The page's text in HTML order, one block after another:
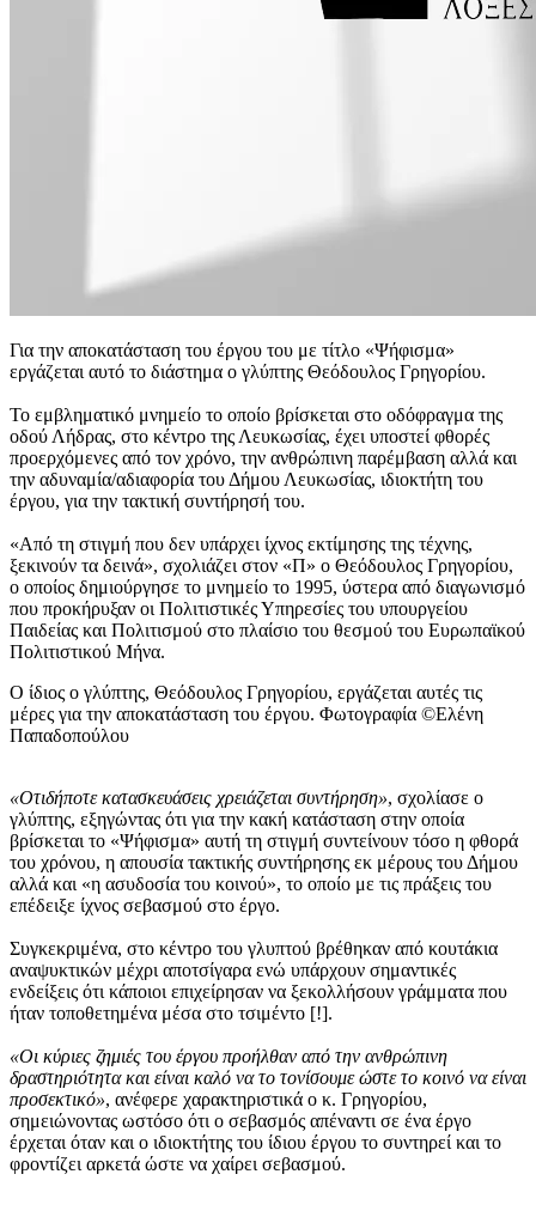
Για την αποκατάσταση του έργου του με τίτλο «Ψήφισμα»
εργάζεται αυτό το διάστημα ο γλύπτης Θεόδουλος Γρηγορίου.
Το εμβληματικό μνημείο το οποίο βρίσκεται στο οδόφραγμα της
οδού Λήδρας, στο κέντρο της Λευκωσίας, έχει υποστεί φθορές
προερχόμενες από τον χρόνο, την ανθρώπινη παρέμβαση αλλά και
την αδυναμία/αδιαφορία του Δήμου Λευκωσίας, ιδιοκτήτη του
έργου, για την τακτική συντήρησή του.
«Από τη στιγμή που δεν υπάρχει ίχνος εκτίμησης της τέχνης,
ξεκινούν τα δεινά», σχολιάζει στον «Π» ο Θεόδουλος Γρηγορίου,
ο οποίος δημιούργησε το μνημείο το 1995, ύστερα από διαγωνισμό
που προκήρυξαν οι Πολιτιστικές Υπηρεσίες του υπουργείου
Παιδείας και Πολιτισμού στο πλαίσιο του θεσμού του Ευρωπαϊκού
Πολιτιστικού Μήνα.
Ο ίδιος ο γλύπτης, Θεόδουλος Γρηγορίου, εργάζεται αυτές τις
μέρες για την αποκατάσταση του έργου. Φωτογραφία ©Ελένη
Παπαδοπούλου
«Οτιδήποτε κατασκευάσεις χρειάζεται συντήρηση», σχολίασε ο
γλύπτης, εξηγώντας ότι για την κακή κατάσταση στην οποία
βρίσκεται το «Ψήφισμα» αυτή τη στιγμή συντείνουν τόσο η φθορά
του χρόνου, η απουσία τακτικής συντήρησης εκ μέρους του Δήμου
αλλά και «η ασυδοσία του κοινού», το οποίο με τις πράξεις του
επέδειξε ίχνος σεβασμού στο έργο.
Συγκεκριμένα, στο κέντρο του γλυπτού βρέθηκαν από κουτάκια
αναψυκτικών μέχρι αποτσίγαρα ενώ υπάρχουν σημαντικές
ενδείξεις ότι κάποιοι επιχείρησαν να ξεκολλήσουν γράμματα που
ήταν τοποθετημένα μέσα στο τσιμέντο [!].
«Οι κύριες ζημιές του έργου προήλθαν από την ανθρώπινη
δραστηριότητα και είναι καλό να το τονίσουμε ώστε το κοινό να είναι
προσεκτικό», ανέφερε χαρακτηριστικά ο κ. Γρηγορίου,
σημειώνοντας ωστόσο ότι ο σεβασμός απέναντι σε ένα έργο
έρχεται όταν και ο ιδιοκτήτης του ίδιου έργου το συντηρεί και το
φροντίζει αρκετά ώστε να χαίρει σεβασμού.